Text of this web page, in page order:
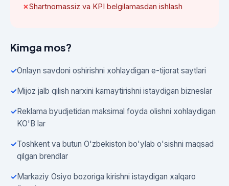
Shartnomassiz va KPI belgilamasdan ishlash
Kimga mos?
Onlayn savdoni oshirishni xohlaydigan e-tijorat saytlari
Mijoz jalb qilish narxini kamaytirishni istaydigan bizneslar
Reklama byudjetidan maksimal foyda olishni xohlaydigan
KO'B lar
Toshkent va butun O'zbekiston bo'ylab o'sishni maqsad
qilgan brendlar
Markaziy Osiyo bozoriga kirishni istaydigan xalqaro